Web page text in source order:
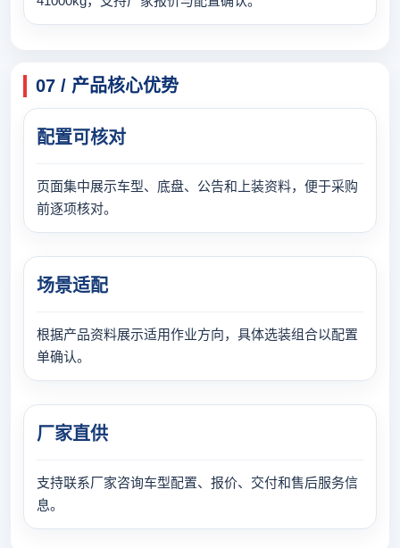
07 / 产品核心优势
配置可核对
页面集中展示车型、底盘、公告和上装资料，便于采购
前逐项核对。
场景适配
根据产品资料展示适用作业方向，具体选装组合以配置
单确认。
厂家直供
支持联系厂家咨询车型配置、报价、交付和售后服务信
息。